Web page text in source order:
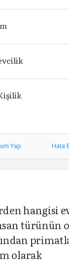
Yap Hata
hangisi
türünün
olarak